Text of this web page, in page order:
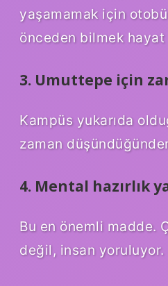
yaşamamak için
önceden bilmek hayat
3. Umuttepe için
Kampüs yukarıda
zaman
4. Mental hazırlık
Bu en önemli madde.
değil, insan yoruluyor.